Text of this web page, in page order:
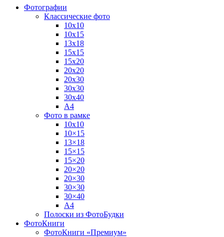
Фотографии
Классические фото
10х10
10х15
13х18
15х15
15х20
20х20
20х30
30х30
30х40
А4
Фото в рамке
10х10
10×15
13×18
15×15
15×20
20×20
20×30
30×30
30×40
A4
Полоски из ФотоБудки
ФотоКниги
ФотоКниги «Премиум»